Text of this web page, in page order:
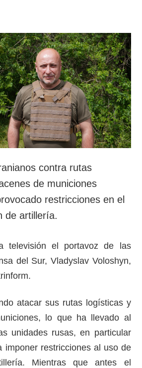
contra rutas
de municiones
restricciones en el
de artillería.
televisión el portavoz de las
del Sur, Vladyslav Voloshyn,
atacar sus rutas logísticas y
lo que ha llevado al
unidades rusas, en particular
imponer restricciones al uso de
Mientras que antes el